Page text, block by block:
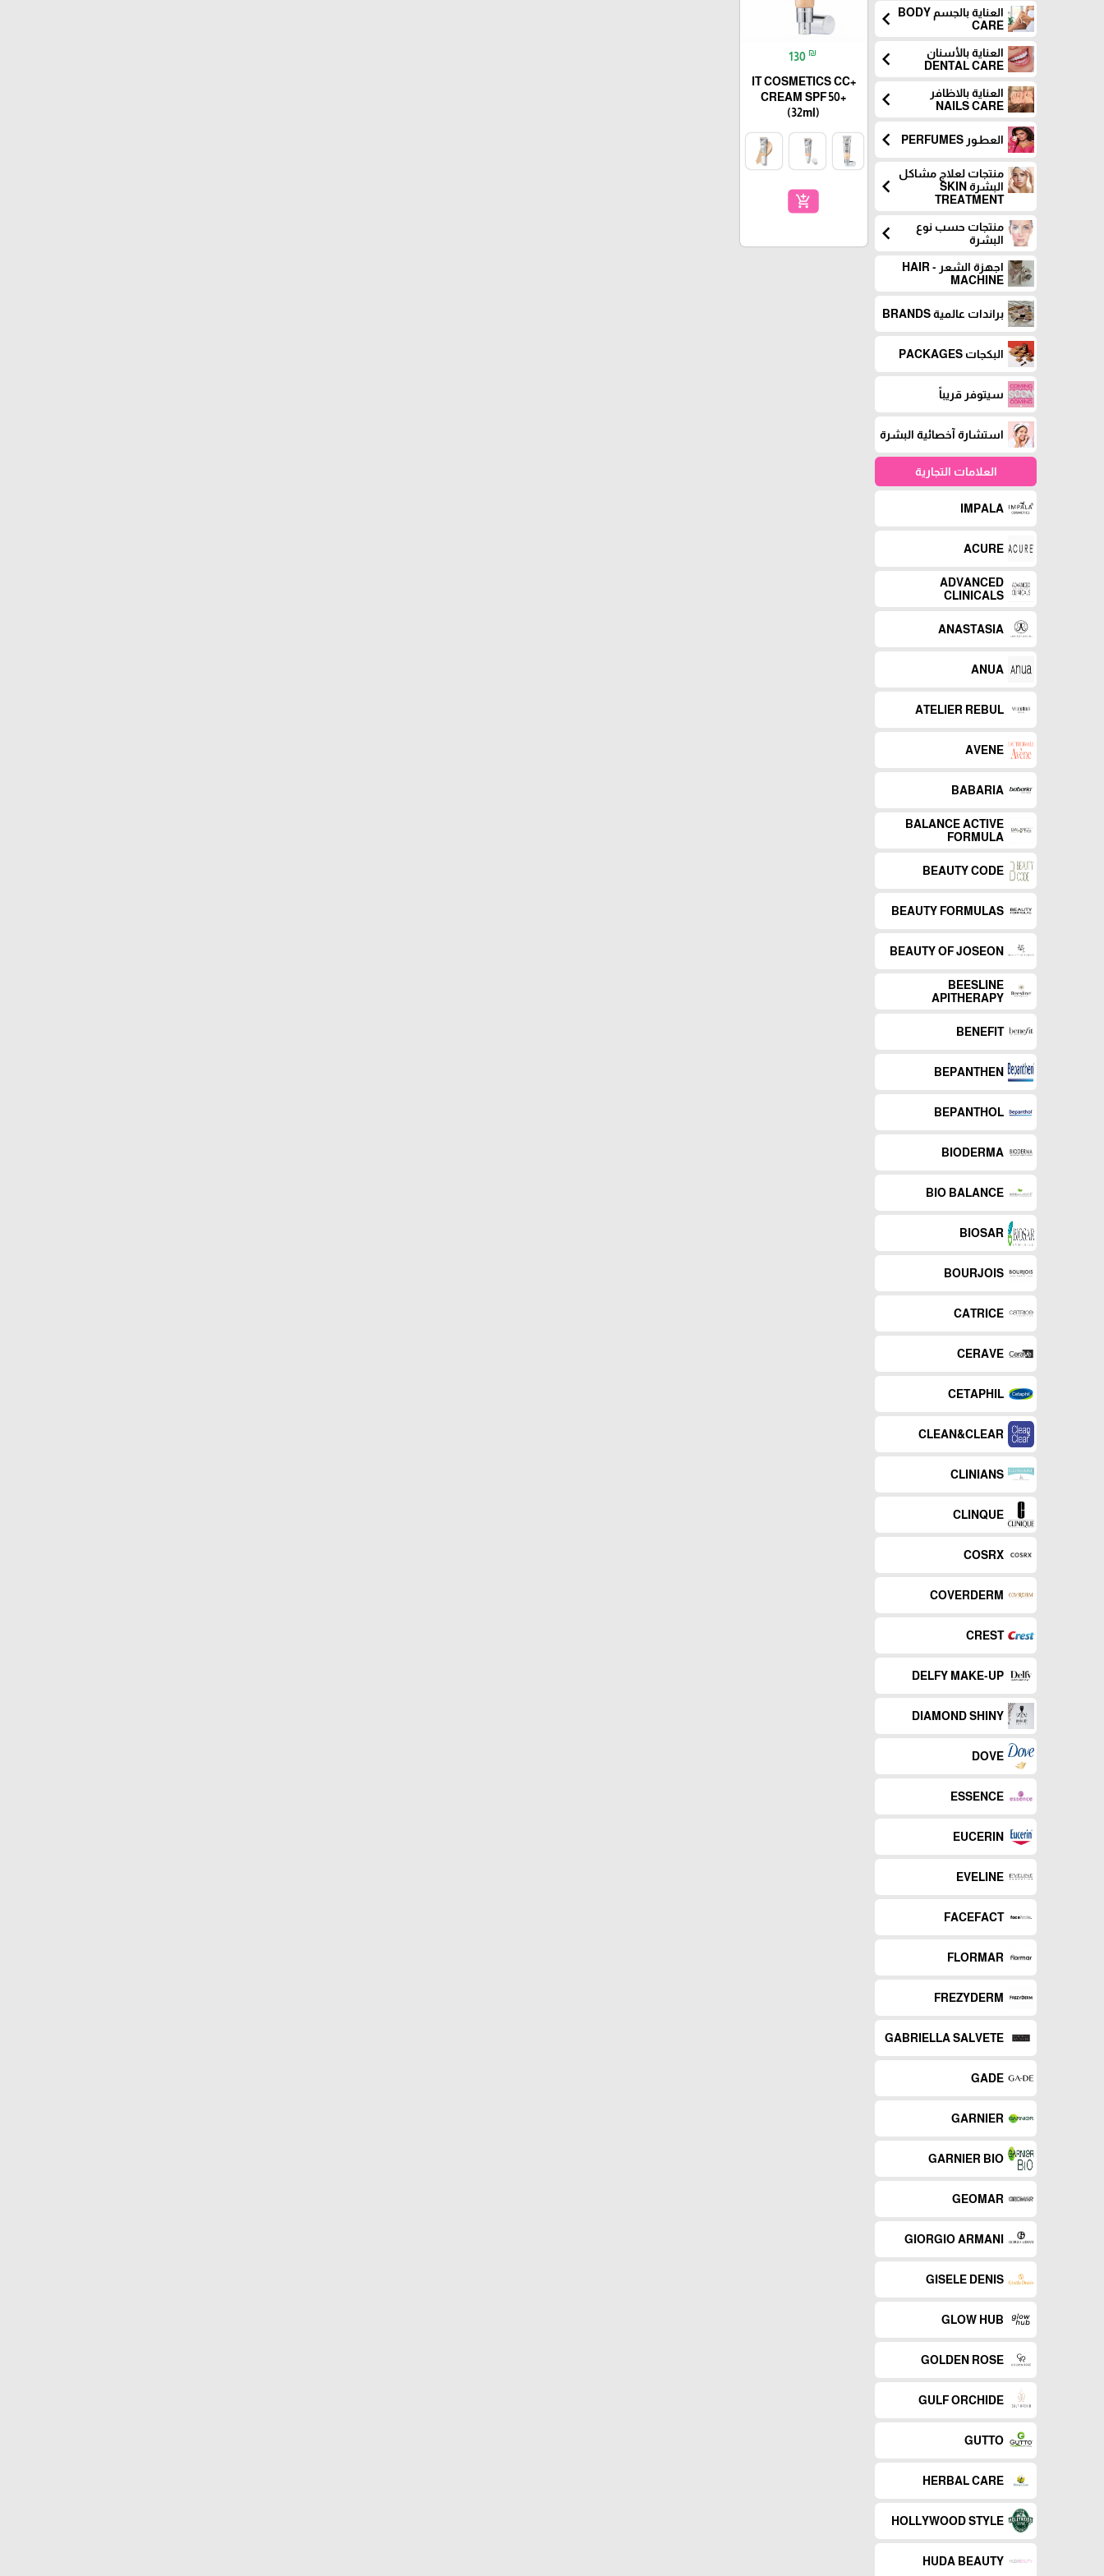
العناية بالجسم BODY
CARE
chevron_left
العناية بالأسنان
DENTAL CARE
chevron_left
العناية بالاظافر
NAILS CARE
chevron_left
العطـور PERFUMES chevron_left
منتجات لعلاج مشاكل
البشرة SKIN
TREATMENT
chevron_left
منتجات حسب نوع
البشرة
chevron_left
اجهزة الشعر - HAIR
MACHINE
براندات عالمية BRANDS
البكجات PACKAGES
سيتوفر قريباً
استشارة آخصائية البشرة
العلامات التجارية
IMPALA
ACURE
ADVANCED
CLINICALS
ANASTASIA
ANUA
ATELIER REBUL
AVENE
BABARIA
BALANCE ACTIVE
FORMULA
BEAUTY CODE
BEAUTY FORMULAS
BEAUTY OF JOSEON
BEESLINE
APITHERAPY
BENEFIT
BEPANTHEN
BEPANTHOL
BIODERMA
BIO BALANCE
BIOSAR
BOURJOIS
CATRICE
CERAVE
CETAPHIL
CLEAN&CLEAR
CLINIANS
CLINQUE
COSRX
COVERDERM
CREST
DELFY MAKE-UP
DIAMOND SHINY
DOVE
ESSENCE
EUCERIN
EVELINE
FACEFACT
FLORMAR
FREZYDERM
GABRIELLA SALVETE
GADE
GARNIER
GARNIER BIO
GEOMAR
GIORGIO ARMANI
GISELE DENIS
GLOW HUB
GOLDEN ROSE
GULF ORCHIDE
GUTTO
HERBAL CARE
HOLLYWOOD STYLE
HUDA BEAUTY
130 ₪
IT COSMETICS CC+
CREAM SPF 50+
(32ml)
add_shopping_cart